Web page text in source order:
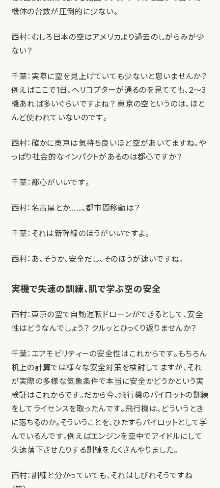
機体の台数が圧倒的に少ない。
西村：むしろ日本の空はアメリカより過去のしがらみが少
ない？
千葉：実際に空を見上げていても少ないと思いませんか？
例えばここで1日、ヘリコプターが通るのを見てても、2～3
機あれば多いぐらいですよね？ 東京の空というのは、ほと
んど使われていないのです。
西村：確かに東京は気持ち良いほど空があいてますね。や
っぱり社会的なインパクトがあるのは都心ですか？
千葉：都心がいいです。
西村：名古屋とか……、都市間移動は？
千葉：それは新幹線のほうがいいですよ。
西村：あ、そうか、安全だし、そのほうが速いですね。
実機で失速の訓練、肌で学ぶ空の安全
西村：東京の空で自動運転ドローンができるとして、安全
性はどうなんでしょう？ クルッとひっくり返りませんか？
千葉：エアモビリティーの安全性はこれからです。もちろん
机上の計算では様々な安全対策を検討してますが、それ
が実際の多様な気象条件で本当に安全かどうかという実
検証はこれからです。だから今、飛行機のパイロットの訓練
をしてライセンスを取ったんです。飛行機は、どういうとき
に落ちるのか。そういうことを、ひたすらパイロットとして学
んでいるんです。例えばエンジンを空中でアイドルにして
失速落下させたりする訓練をたくさんやりました。
西村：訓練と分かっていても、それはしびれそうですね